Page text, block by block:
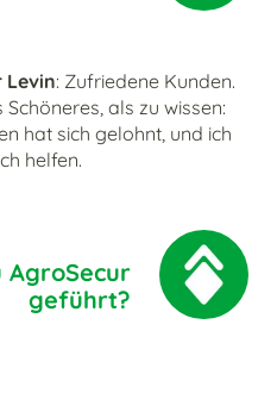
Levin: Zufriedene Kunden.
Schöneres, als zu wissen:
hat sich gelohnt, und ich
helfen.
AgroSecur
geführt?